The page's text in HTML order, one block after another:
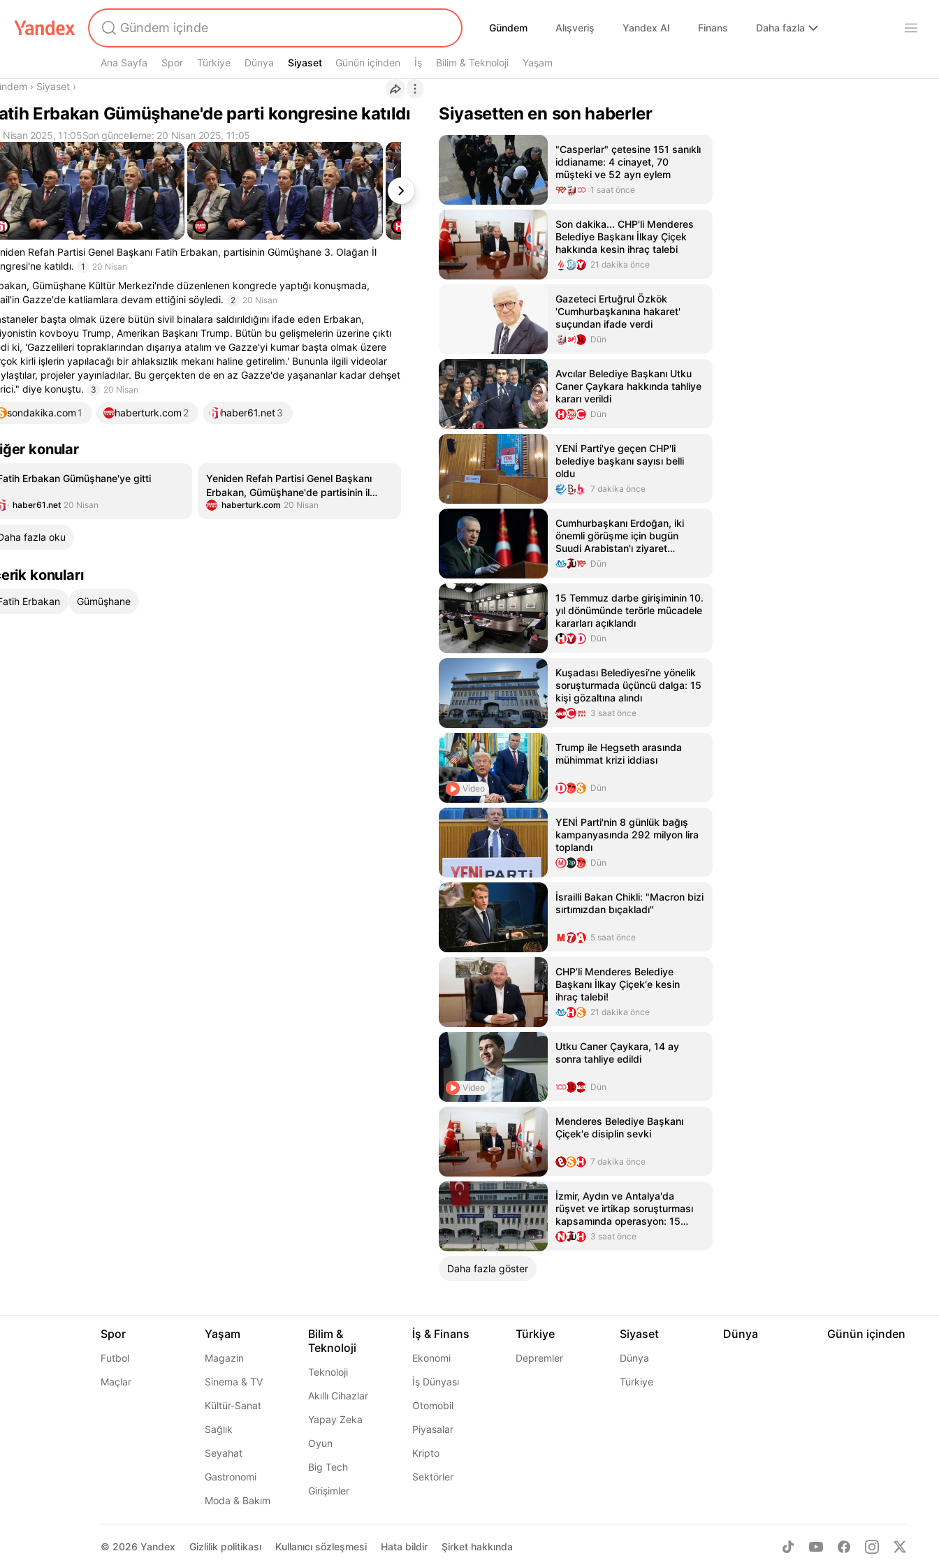
Gündem
Gündem Alışveriş Yandex AI Finans Daha fazla
Ana Sayfa Spor Türkiye Dünya Siyaset
Siyaset Günün içinden İş Bilim & Teknoloji Yaşam
› Siyaset ›
Erbakan Gümüşhane'de parti kongresine katıldı
Nisan 2025, 11:05Son güncelleme: 20 Nisan 2025, 11:05
Refah Partisi Genel Başkanı Fatih Erbakan, partisinin Gümüşhane 3. Olağan İl
katıldı.
1 20 Nisan
Gümüşhane Kültür Merkezi'nde düzenlenen kongrede yaptığı konuşmada,
Gazze'de katliamlara devam ettiğini söyledi.
2 20 Nisan
başta olmak üzere bütün sivil binalara saldırıldığını ifade eden Erbakan,
kovboyu Trump, Amerikan Başkanı Trump. Bütün bu gelişmelerin üzerine çıktı
ki, 'Gazzelileri topraklarından dışarıya atalım ve Gazze'yi kumar başta olmak üzere
kirli işlerin yapılacağı bir ahlaksızlık mekanı haline getirelim.' Bununla ilgili videolar
projeler yayınladılar. Bu gerçekten de en az Gazze'de yaşananlar kadar dehşet
diye konuştu.
3 20 Nisan
sondakika.com 1 haberturk.com 2 haber61.net3
konular
Erbakan Gümüşhane'ye gitti
haber61.net 20 Nisan
Yeniden Refah Partisi Genel Başkanı
Erbakan, Gümüşhane'de partisinin il
kongresine katıldı - Gümüşhane
haberturk.com 20 Nisan
fazla oku
konuları
Erbakan Gümüşhane
Siyasetten en son haberler
"Casperlar" çetesine 151 sanıklı
iddianame: 4 cinayet, 70
müşteki ve 52 ayrı eylem
1 saat önce
Son dakika... CHP'li Menderes
Belediye Başkanı İlkay Çiçek
hakkında kesin ihraç talebi
21 dakika önce
Gazeteci Ertuğrul Özkök
'Cumhurbaşkanına hakaret'
suçundan ifade verdi
Dün
Avcılar Belediye Başkanı Utku
Caner Çaykara hakkında tahliye
kararı verildi
Dün
YENİ Parti'ye geçen CHP'li
belediye başkanı sayısı belli
oldu
7 dakika önce
Cumhurbaşkanı Erdoğan, iki
önemli görüşme için bugün
Suudi Arabistan'ı ziyaret
edecek Dün
15 Temmuz darbe girişiminin 10.
yıl dönümünde terörle mücadele
kararları açıklandı
Dün
Kuşadası Belediyesi’ne yönelik
soruşturmada üçüncü dalga: 15
kişi gözaltına alındı
3 saat önce
Video
Trump ile Hegseth arasında
mühimmat krizi iddiası
Dün
YENİ Parti'nin 8 günlük bağış
kampanyasında 292 milyon lira
toplandı
Dün
İsrailli Bakan Chikli: "Macron bizi
sırtımızdan bıçakladı"
5 saat önce
CHP’li Menderes Belediye
Başkanı İlkay Çiçek'e kesin
ihraç talebi!
21 dakika önce
Video
Utku Caner Çaykara, 14 ay
sonra tahliye edildi
Dün
Menderes Belediye Başkanı
Çiçek'e disiplin sevki
7 dakika önce
İzmir, Aydın ve Antalya'da
rüşvet ve irtikap soruşturması
kapsamında operasyon: 15
şüpheli yakalandı
3 saat önce
Daha fazla göster
Spor
Futbol
Maçlar
Yaşam
Magazin
Sinema & TV
Kültür-Sanat
Sağlık
Seyahat
Gastronomi
Moda & Bakım
Bilim &
Teknoloji
Teknoloji
Akıllı Cihazlar
Yapay Zeka
Oyun
Big Tech
Girişimler
İş & Finans
Ekonomi
İş Dünyası
Otomobil
Piyasalar
Kripto
Sektörler
Türkiye
Depremler
Siyaset
Dünya
Türkiye
Dünya Günün içinden
© 2026 Yandex Gizlilik politikası Kullanıcı sözleşmesi Hata bildir Şirket hakkında